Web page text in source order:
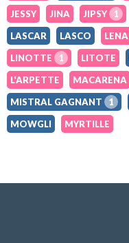
JESSY
JINA JIPSY 1
LASCAR
LASCO LENA
LINOTTE
1 LITOTE
L'ARPETTE
MACARENA
MISTRAL GAGNANT
1
MOWGLI
MYRTILLE